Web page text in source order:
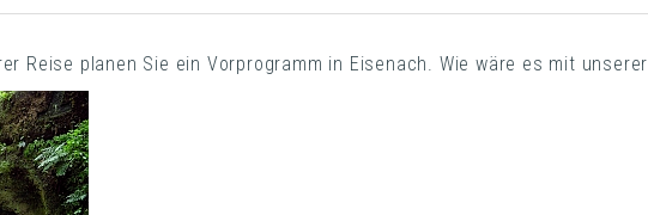
Reise planen Sie ein Vorprogramm in Eisenach. Wie wäre es mit unserer